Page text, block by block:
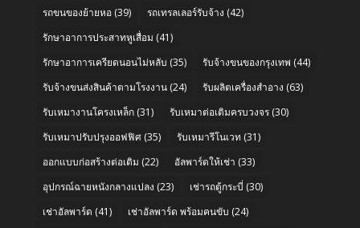
รถขนของย้ายหอ(39) รถเทรลเลอร์รับจ้าง (42)
รักษาอาการประสาทหูเสื่อม (41)
รักษาอาการเครียดนอนไม่หลับ (35) รับจ้างขนของกรุงเทพ (44)
รับจ้างขนส่งสินค้าตามโรงงาน(24) รับผลิตเครื่องสำอาง (63)
รับเหมางานโครงเหล็ก(31) รับเหมาต่อเติมครบวงจร(30)
รับเหมาปรับปรุงออฟฟิศ(35) รับเหมารีโนเวท (31)
ออกแบบก่อสร้างต่อเติม (22) อัลพาร์ดให้เช่า (33)
อุปกรณ์ฉายหนังกลางแปลง (23) เช่ารถตู้กระบี่ (30)
เช่าอัลพาร์ด (41) เช่าอัลพาร์ด พร้อมคนขับ (24)